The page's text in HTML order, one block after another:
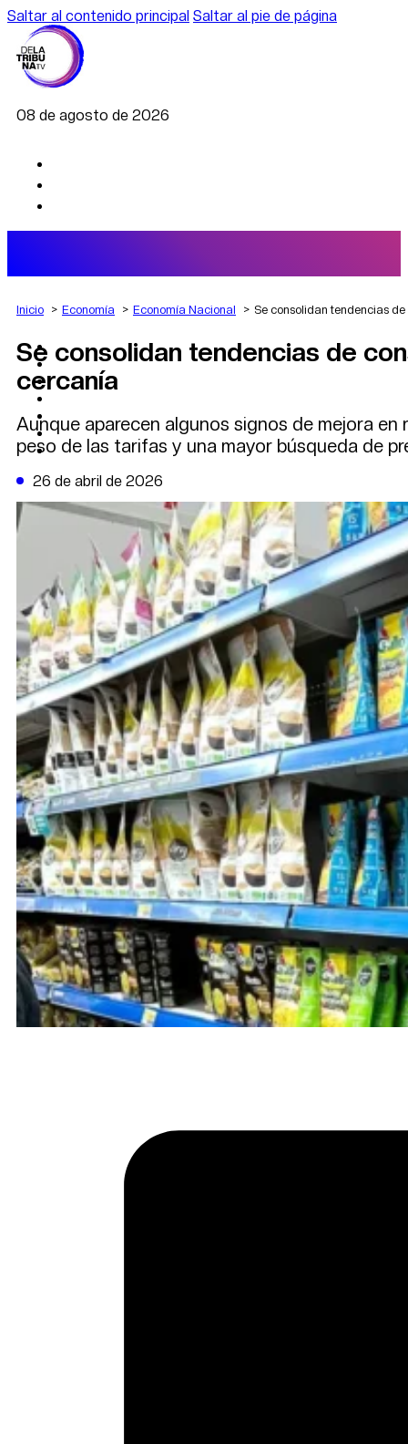
Saltar al contenido principal Saltar al pie de página
08 de agosto de 2026
AGRO
DEPORTES
ECONOMÍA
CAMBIO CLIMÁTICO
DATA FIRME
DE LA TRIBUNA TV
Inicio Economía Economía Nacional Se consolidan tendencias
Se consolidan tendencias de
cercanía
Aunque aparecen algunos signos de mejora
peso de las tarifas y una mayor búsqueda de
26 de abril de 2026